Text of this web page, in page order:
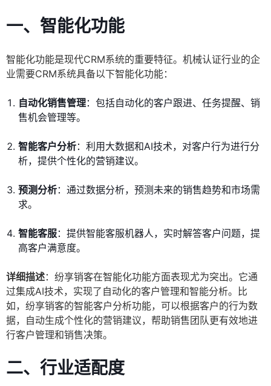
一、 智能化功能
智能化功能是现代CRM系统的重要特征。机械认证行业的企
业需要CRM系统具备以下智能化功能：
自动化销售管理：包括自动化的客户跟进、任务提醒、销
售机会管理等。
智能客户分析：利用大数据和AI技术，对客户行为进行分
析，提供个性化的营销建议。
预测分析：通过数据分析，预测未来的销售趋势和市场需
求。
智能客服：提供智能客服机器人，实时解答客户问题，提
高客户满意度。
详细描述：纷享销客在智能化功能方面表现尤为突出。它通
过集成AI技术，实现了自动化的客户管理和智能分析。比
如，纷享销客的智能客户分析功能，可以根据客户的行为数
据，自动生成个性化的营销建议，帮助销售团队更有效地进
行客户管理和销售决策。
二、 行业适配度